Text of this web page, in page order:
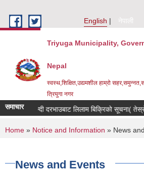
English
नेपाली
Triyuga Municipality,
Nepal
स्वस्थ,शिक्षित,उद्यमशील हाम्रो
त्रियुगा नगर
समाचारदरभाउबाट लिलाम बिक्रिको सूचना( तेस्रो पटक)
You are here
Home » Notice and Information » News
News and Events